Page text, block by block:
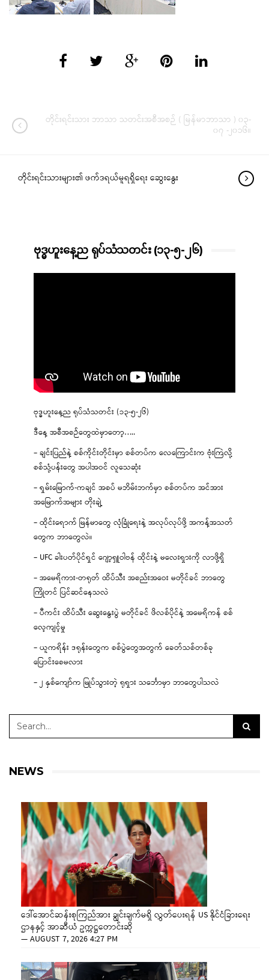
တိုင်းရင်းသား ဘာသာ သတင်းအစီအစဉ် ( မြန်မာဘာသာ ) ၀၃-
၀၇ -၂၀၁၆။
တိုင်းရင်းသားများ၏ ဖက်ဒရယ်မူရရှိရေး ဆွေးနွေး
ဗုဒ္ဓဟူးနေ့ည ရုပ်သံသတင်း (၁၃-၅-၂၆)
ဗုဒ္ဓဟူးနေ့ည ရုပ်သံသတင်း (၁၃-၅-၂၆)
ဒီနေ့ အစီအစဉ်တွေထဲမှာတော့…..
– ချင်းပြည်နဲ့ စစ်ကိုင်းတိုင်းမှာ စစ်တပ်က လေကြောင်းက ဗုံးကြဲလို့
စစ်သုံ့ပန်းတွေ အပါအဝင် လူသေဆုံး
– ရှမ်းမြောက်-ကချင် အစပ် မဘိမ်းဘက်မှာ စစ်တပ်က အင်အား
အမြောက်အများ တိုးချဲ့
– ထိုင်းရောက် မြန်မာတွေ လုံခြုံရေးနဲ့ အလုပ်လုပ်ဖို့ အကန့်အသတ်
တွေက ဘာတွေလဲ။
– UFC ခါးပတ်ပိုင်ရှင် ဂျော့ရှူဝါဗန် ထိုင်းနဲ့ မလေးရှားကို လာဖို့ရှိ
– အမေရိကား-တရုတ် ထိပ်သီး အစည်းအဝေး မတိုင်ခင် ဘာတွေ
ကြိုတင် ပြင်ဆင်နေသလဲ
– ပီကင်း ထိပ်သီး ဆွေးနွေးပွဲ မတိုင်ခင် ဖိလစ်ပိုင်နဲ့ အမေရိကန် စစ်
လေ့ကျင့်မှု
– ယူကရိန်း ဒရုန်းတွေက စစ်ပွဲတွေအတွက် ခေတ်သစ်တစ်ခု
ပြောင်းစေမလား
– ၂ နှစ်ကျော်က မြုပ်သွားတဲ့ ရုရှား သင်္ဘောမှာ ဘာတွေပါသလဲ
NEWS
ဒေါ်အောင်ဆန်းစုကြည်အား ချွင်းချက်မရှိ လွှတ်ပေးရန် US နိုင်ငံခြားရေး
ဌာနနှင့် အာဆီယံ ဥက္ကဋ္ဌတောင်းဆို
—AUGUST 7, 2026 4:27 PM